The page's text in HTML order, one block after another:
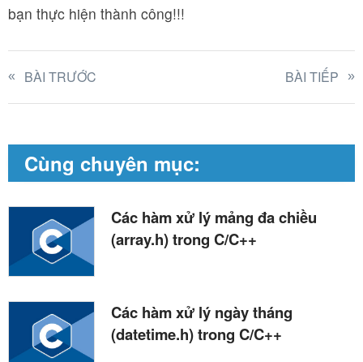
bạn thực hiện thành công!!!
BÀI TRƯỚC BÀI TIẾP
Cùng chuyên mục:
Các hàm xử lý mảng đa chiều
(array.h) trong C/C++
Các hàm xử lý ngày tháng
(datetime.h) trong C/C++